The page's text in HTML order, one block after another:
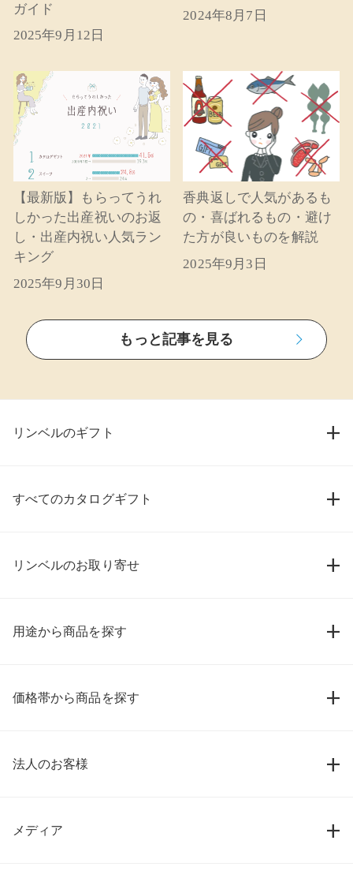
ガイド
2025年9月12日
2024年8月7日
【最新版】もらってうれ
しかった出産祝いのお返
し・出産内祝い人気ラン
キング
2025年9月30日
香典返しで人気があるも
の・喜ばれるもの・避け
た方が良いものを解説
2025年9月3日
もっと記事を見る
リンベルのギフト
すべてのカタログギフト
リンベルのお取り寄せ
用途から商品を探す
価格帯から商品を探す
法人のお客様
メディア